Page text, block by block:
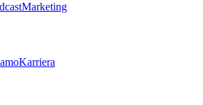
Marketing
Karriera